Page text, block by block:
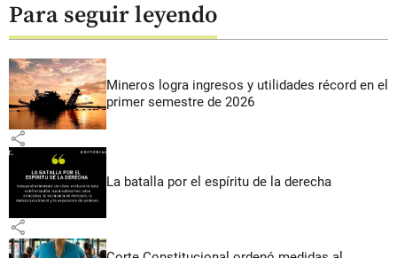
Para seguir leyendo
Mineros logra ingresos y utilidades récord en el
primer semestre de 2026
share
La batalla por el espíritu de la derecha
share